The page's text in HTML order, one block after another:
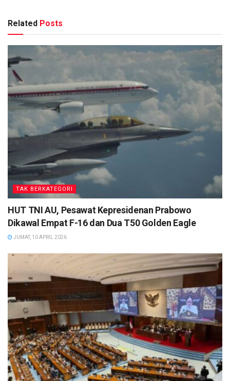
Related Posts
TAK BERKATEGORI
HUT TNI AU, Pesawat Kepresidenan Prabowo
Dikawal Empat F-16 dan Dua T50 Golden Eagle
JUMAT, 10 APRIL 2026